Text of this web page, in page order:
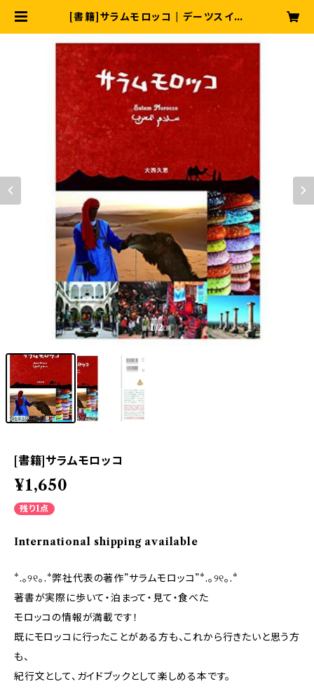
[書籍]サラムモロッコ | デーツスイー
1/2
[書籍]サラムモロッコ
¥1,650
残り1点
International shipping available
*.｡୨୧｡.*弊社代表の著作”サラムモロッコ”*.｡୨୧｡.*
著書が実際に歩いて・泊まって・見て・食べた
モロッコの情報が満載です！
既にモロッコに行ったことがある方も、これから行きたいと思う方
も、
紀行文として、ガイドブックとして楽しめる本です。